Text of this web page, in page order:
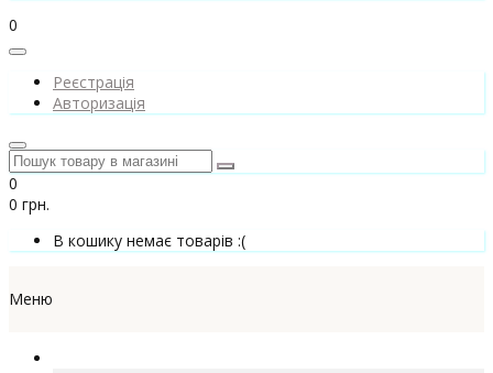
0
Реєстрація
Авторизація
0
0 грн.
В кошику немає товарів :(
Меню